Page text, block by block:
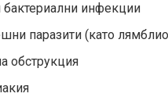
бактериални инфекции
паразити (като
обструкция